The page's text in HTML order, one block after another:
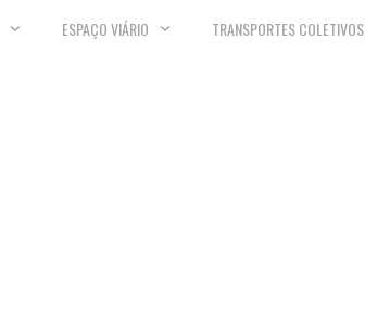
ESPAÇO VIÁRIO TRANSPORTES COLETIVOS